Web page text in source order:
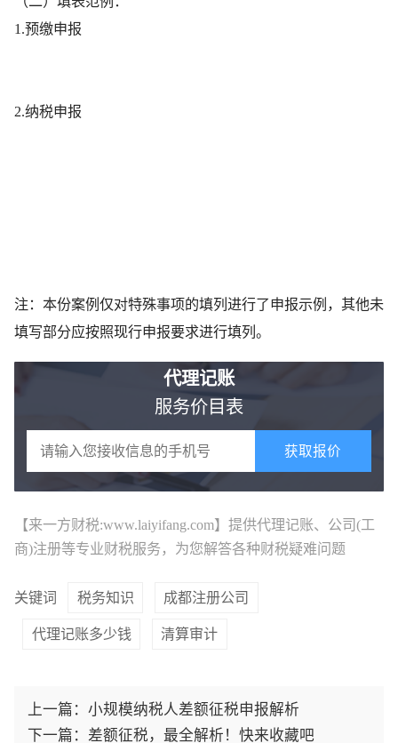
1.预缴申报
2.纳税申报
注：本份案例仅对特殊事项的填列进行了申报示例，其他未
填写部分应按照现行申报要求进行填列。
代理记账
服务价目表
获取报价
【来一方财税:www.laiyifang.com】提供代理记账、公司(工
商)注册等专业财税服务，为您解答各种财税疑难问题
关键词 税务知识 成都注册公司
代理记账多少钱 清算审计
上一篇：小规模纳税人差额征税申报解析
下一篇：差额征税，最全解析！快来收藏吧